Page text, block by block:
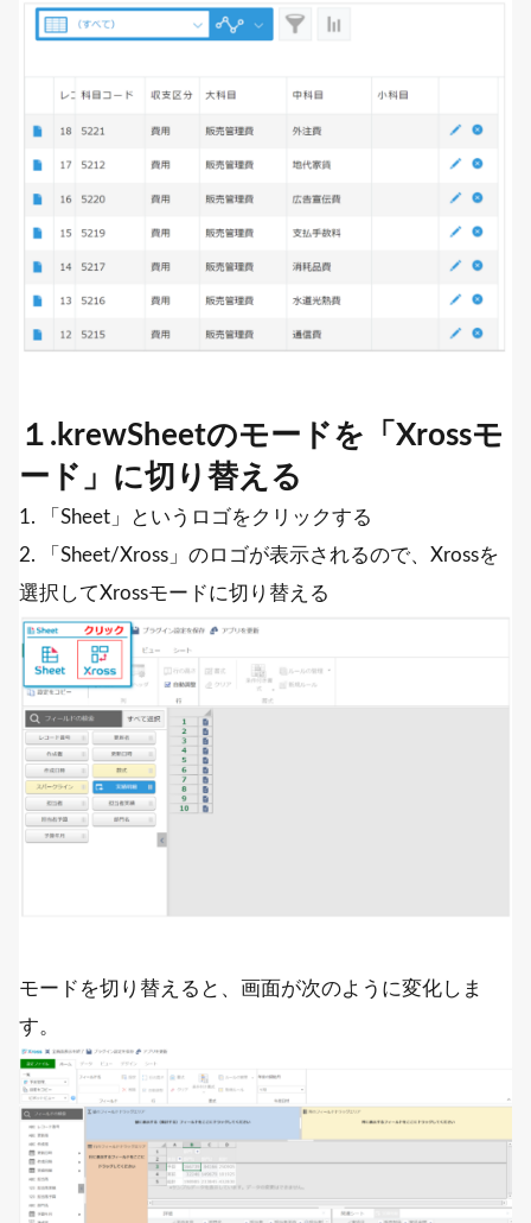
１.krewSheetのモードを「Xrossモ
ード」に切り替える
1. 「Sheet」というロゴをクリックする
2. 「Sheet/Xross」のロゴが表示されるので、Xrossを
選択してXrossモードに切り替える
モードを切り替えると、画面が次のように変化しま
す。